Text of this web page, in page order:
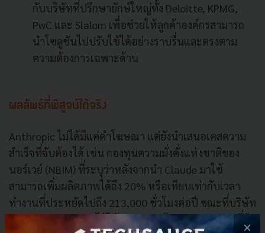
กับบริษัทที่ปรึกษายักษ์ใหญ่ทั้ง Deloitte, KPMG,
PwC และ Slalom เพื่อช่วยให้ลูกค้าองค์กรสามารถ
นำโซลูชันไปปรับใช้ได้อย่างราบรื่นและตรงตาม
ความต้องการเฉพาะด้าน
ผลลัพธ์ที่พิสูจน์ได้จริง
Anthropic ไม่ได้มีแค่คำโฆษณา แต่ยังนำเสนอเคสความ
สำเร็จที่จับต้องได้ เช่น กองทุนความมั่งคั่งแห่งชาติของ
นอร์เวย์ (NBIM) ที่ระบุว่าหลังจากนำ Claude มาใช้
สามารถเพิ่มผลิตภาพได้ถึง 20% หรือเทียบเท่ากับเวลา
ทำงานที่ประหยัดไปถึง 213,000 ชั่วโมงต่อปี ขณะที่บริษัท
FundamentalLabs ได้ใช้ Claude สร้าง Excel agent ที่มี
×